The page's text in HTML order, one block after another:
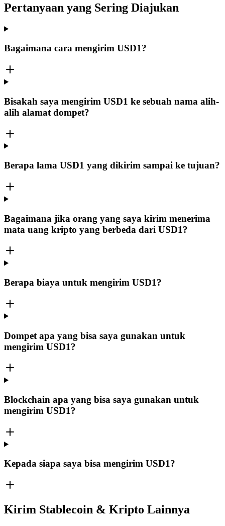
Pertanyaan yang Sering Diajukan
Bagaimana cara mengirim USD1?
Bisakah saya mengirim USD1 ke sebuah nama alih-
alih alamat dompet?
Berapa lama USD1 yang dikirim sampai ke tujuan?
Bagaimana jika orang yang saya kirim menerima
mata uang kripto yang berbeda dari USD1?
Berapa biaya untuk mengirim USD1?
Dompet apa yang bisa saya gunakan untuk
mengirim USD1?
Blockchain apa yang bisa saya gunakan untuk
mengirim USD1?
Kepada siapa saya bisa mengirim USD1?
Kirim Stablecoin & Kripto Lainnya